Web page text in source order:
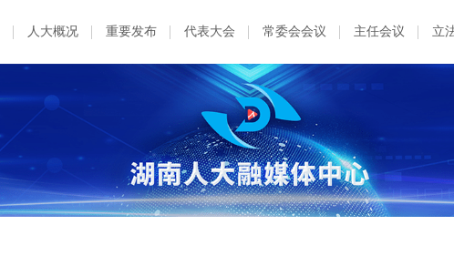
人大概况 重要发布 代表大会 常委会会议 主任会议 立